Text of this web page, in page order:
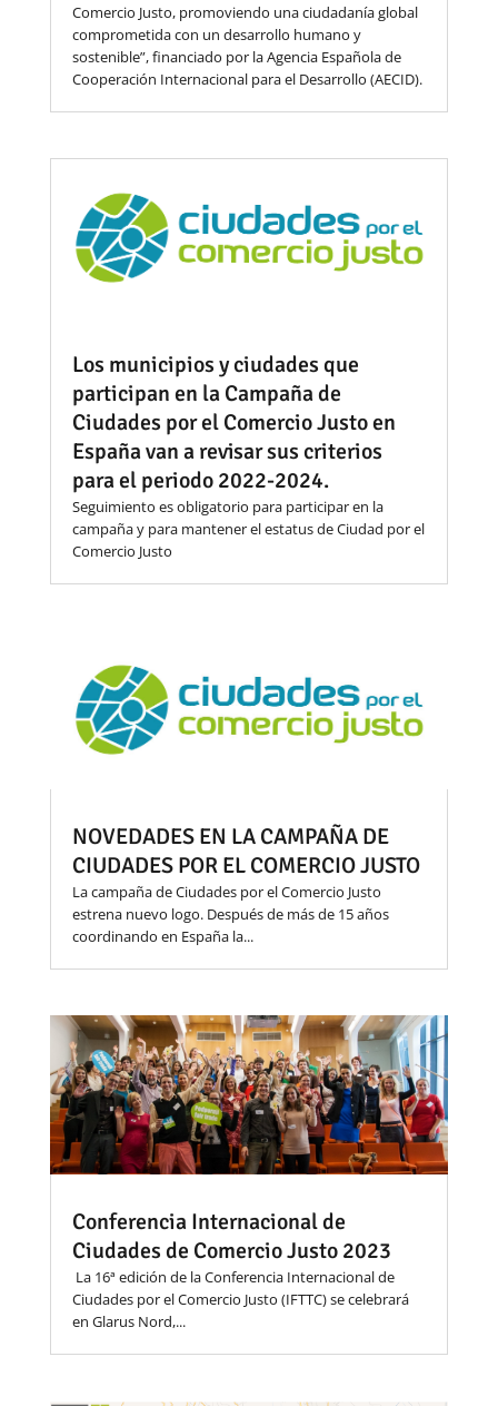
Comercio Justo, promoviendo una ciudadanía global
comprometida con un desarrollo humano y
sostenible”, financiado por la Agencia Española de
Cooperación Internacional para el Desarrollo (AECID).
Los municipios y ciudades que
participan en la Campaña de
Ciudades por el Comercio Justo en
España van a revisar sus criterios
para el periodo 2022-2024.
Seguimiento es obligatorio para participar en la
campaña y para mantener el estatus de Ciudad por el
Comercio Justo
NOVEDADES EN LA CAMPAÑA DE
CIUDADES POR EL COMERCIO JUSTO
La campaña de Ciudades por el Comercio Justo
estrena nuevo logo. Después de más de 15 años
coordinando en España la...
Conferencia Internacional de
Ciudades de Comercio Justo 2023
La 16ª edición de la Conferencia Internacional de
Ciudades por el Comercio Justo (IFTTC) se celebrará
en Glarus Nord,...